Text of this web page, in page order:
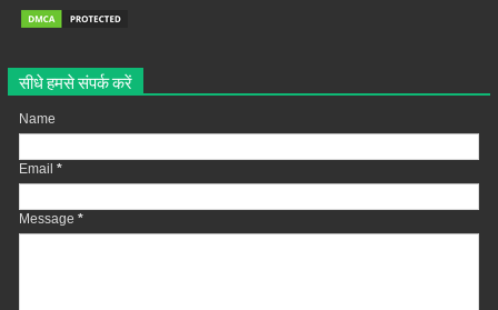
सीधे हमसे संपर्क करें
Name
Email *
Message *